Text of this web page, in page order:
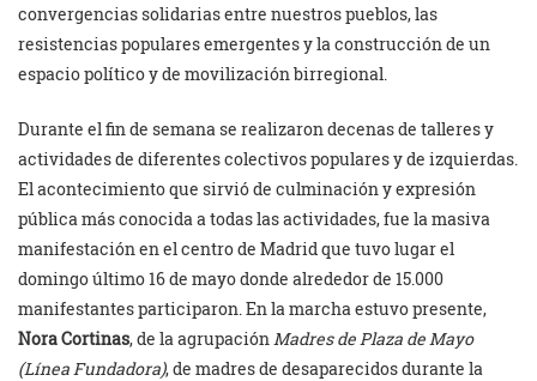
convergencias solidarias entre nuestros pueblos, las
resistencias populares emergentes y la construcción de un
espacio político y de movilización birregional.
Durante el fin de semana se realizaron decenas de talleres y
actividades de diferentes colectivos populares y de izquierdas.
El acontecimiento que sirvió de culminación y expresión
pública más conocida a todas las actividades, fue la masiva
manifestación en el centro de Madrid que tuvo lugar el
domingo último 16 de mayo donde alrededor de 15.000
manifestantes participaron. En la marcha estuvo presente,
Nora Cortinas, de la agrupación Madres de Plaza de Mayo
(Línea Fundadora), de madres de desaparecidos durante la